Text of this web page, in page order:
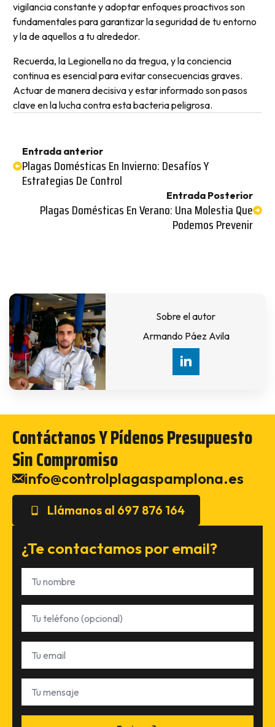
vigilancia constante y adoptar enfoques proactivos son
fundamentales para garantizar la seguridad de tu entorno
y la de aquellos a tu alrededor.
Recuerda, la Legionella no da tregua, y la conciencia
continua es esencial para evitar consecuencias graves.
Actuar de manera decisiva y estar informado son pasos
clave en la lucha contra esta bacteria peligrosa.
Entrada anterior
Plagas Domésticas En Invierno: Desafíos Y
Estrategias De Control
Entrada Posterior
Plagas Domésticas En Verano: Una Molestia Que
Podemos Prevenir
Sobre el autor
Armando Páez Avila
Contáctanos Y Pídenos Presupuesto
Sin Compromiso
info@controlplagaspamplona.es
Llámanos al 697 876 164
¿Te contactamos por email?
mensaje